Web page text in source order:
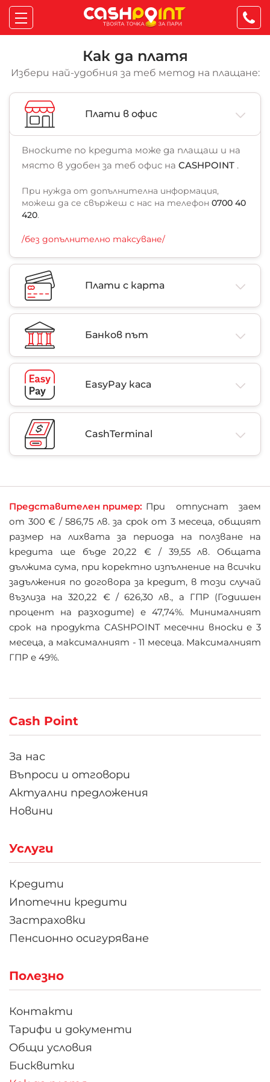
Как да платя
Избери най-удобния за теб метод на плащане:
Плати в офис
Вноските по кредита може да плащаш и на
място в удобен за теб офис на CASHPOINT .
При нужда от допълнителна информация,
можеш да се свържеш с нас на телефон 0700 40
420.
/без допълнително таксуване/
Плати с карта
Банков път
EasyPay каса
CashTerminal
Представителен пример: При отпуснат заем
от 300 € / 586,75 лв. за срок от 3 месеца, общият
размер на лихвата за периода на ползване на
кредита ще бъде 20,22 € / 39,55 лв. Общата
дължима сума, при коректно изпълнение на всички
задължения по договора за кредит, в този случай
възлиза на 320,22 € / 626,30 лв., а ГПР (Годишен
процент на разходите) е 47,74%. Минималният
срок на продукта CASHPOINT месечни вноски е 3
месеца, а максималният - 11 месеца. Максималният
ГПР е 49%.
Cash Point
За нас
Въпроси и отговори
Актуални предложения
Новини
Услуги
Кредити
Ипотечни кредити
Застраховки
Пенсионно осигуряване
Полезно
Контакти
Тарифи и документи
Общи условия
Бисквитки